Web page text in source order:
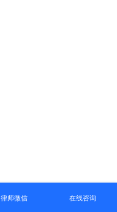
律师微信 在线咨询